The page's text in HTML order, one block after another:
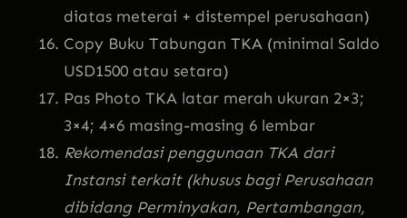
diatas meterai + distempel perusahaan)
Copy Buku Tabungan TKA (minimal Saldo
USD1500 atau setara)
Pas Photo TKA latar merah ukuran 2×3;
3×4; 4×6 masing-masing 6 lembar
Rekomendasi penggunaan TKA dari
Instansi terkait (khusus bagi Perusahaan
dibidang ‎Perminyakan, Pertambangan,